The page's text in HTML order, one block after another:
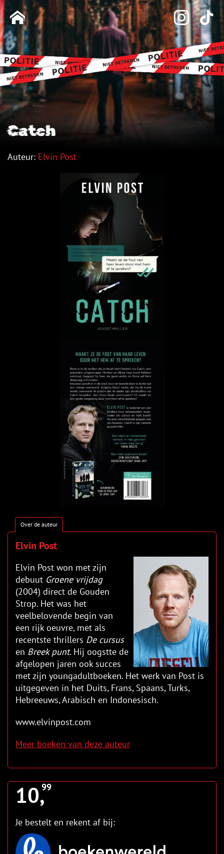
Catch
Auteur: Elvin Post
Over de auteur
Elvin Post
Elvin Post won met zijn
debuut Groene vrijdag
(2004) direct de Gouden
Strop. Het was het
veelbelovende begin van
een rijk oeuvre, met als
recentste thrillers De cursus
en Breek punt. Hij oogstte de
afgelopen jaren ook succes
met zijn youngadultboeken. Het werk van Post is
uitgegeven in het Duits, Frans, Spaans, Turks,
Hebreeuws, Arabisch en Indonesisch.
www.elvinpost.com
Meer boeken van deze auteur
10,99
Je bestelt en rekent af bij: